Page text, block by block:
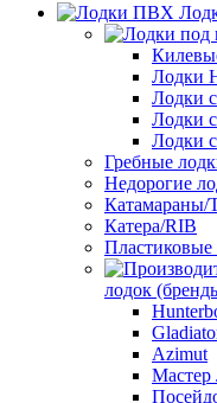
Лодки
Лодки
Лодки
Лодки
Гребные
Недорогие
Катамараны/
Катера/RIB
Пластиковые
лодок
Azimut
Мастер